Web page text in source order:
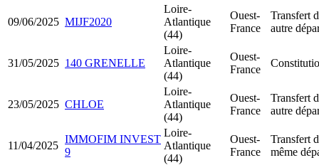
09/06/2025 MIJF2020
Loire-
Atlantique
(44)
Ouest-
France
Transfert
autre
31/05/2025 140 GRENELLE
Loire-
Atlantique
(44)
Ouest-
France
23/05/2025 CHLOE
Loire-
Atlantique
(44)
Ouest-
France
Transfert
autre
11/04/2025
IMMOFIM INVEST
9
Loire-
Atlantique
(44)
Ouest-
France
Transfert
même